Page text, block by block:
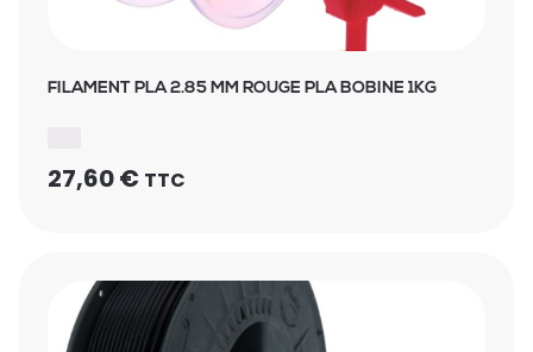
FILAMENT PLA 2.85 MM ROUGE PLA BOBINE 1KG
27,60€ TTC